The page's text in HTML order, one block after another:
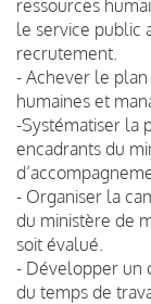
ressources
le service public
recrutement.
- Achever le
humaines et
-Systématiser la
encadrants du
- Organiser la
du ministère de
soit évalué.
- Développer un
du temps de